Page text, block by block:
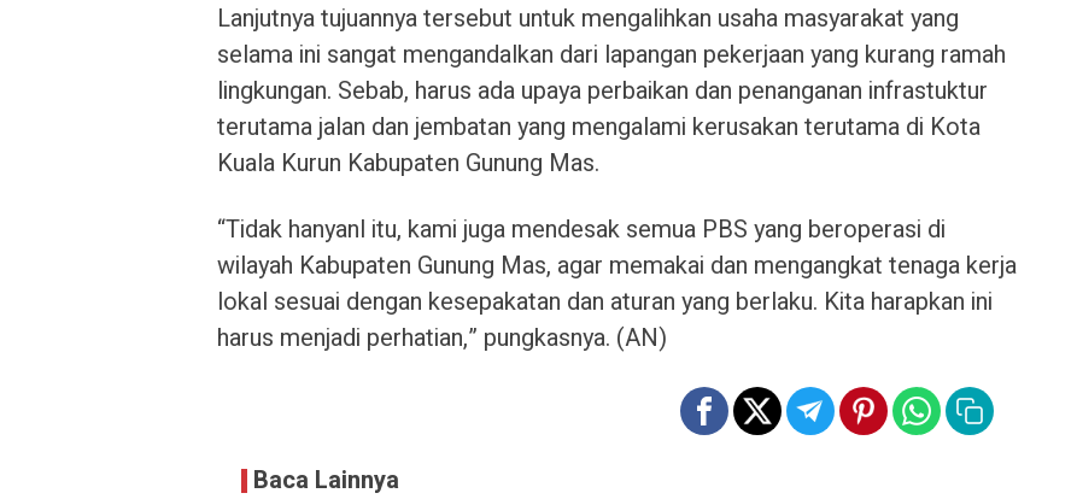
Lanjutnya tujuannya tersebut untuk mengalihkan usaha masyarakat yang
selama ini sangat mengandalkan dari lapangan pekerjaan yang kurang ramah
lingkungan. Sebab, harus ada upaya perbaikan dan penanganan infrastuktur
terutama jalan dan jembatan yang mengalami kerusakan terutama di Kota
Kuala Kurun Kabupaten Gunung Mas.
“Tidak hanyanl itu, kami juga mendesak semua PBS yang beroperasi di
wilayah Kabupaten Gunung Mas, agar memakai dan mengangkat tenaga kerja
lokal sesuai dengan kesepakatan dan aturan yang berlaku. Kita harapkan ini
harus menjadi perhatian,” pungkasnya. (AN)
Baca Lainnya